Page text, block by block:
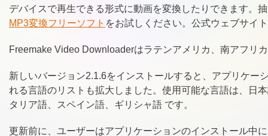
デバイスで再生できる形式に動画を変換したりできます。
MP3変換フリーソフト をお試しください。公式ウェブサイ
Freemake Video Downloaderはラテンアメリカ、南アフリ
新しいバージョン2.1.6をインストールすると、アプリケー
れる言語のリストも拡大しました。使用可能な言語は、日
タリア語、スペイン語、ギリシャ語 です。
更新前に、ユーザーはアプリケーションのインストール中